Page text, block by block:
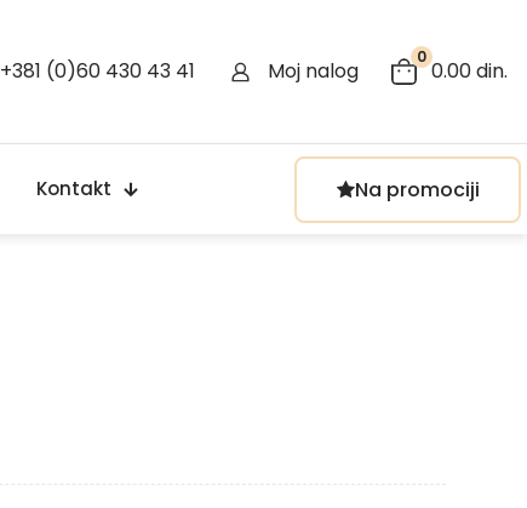
+381 (0)60 430 43 41 Moj nalog
0
0.00 din.
Kontakt Na promociji